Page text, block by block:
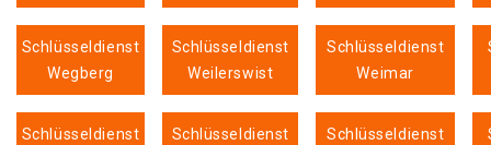
Schlüsseldienst
Wegberg
Schlüsseldienst
Weilerswist
Schlüsseldienst
Weimar
Schlüsseldienst
Schlüsseldienst
Schlüsseldienst